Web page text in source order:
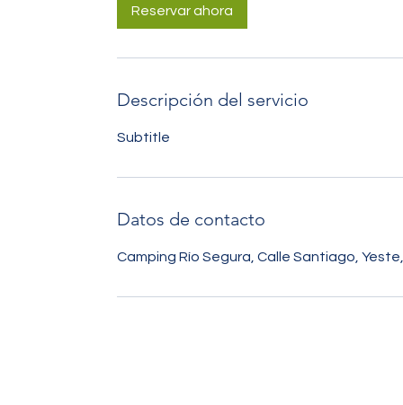
Reservar ahora
Descripción del servicio
Subtitle
Datos de contacto
Camping Río Segura, Calle Santiago,